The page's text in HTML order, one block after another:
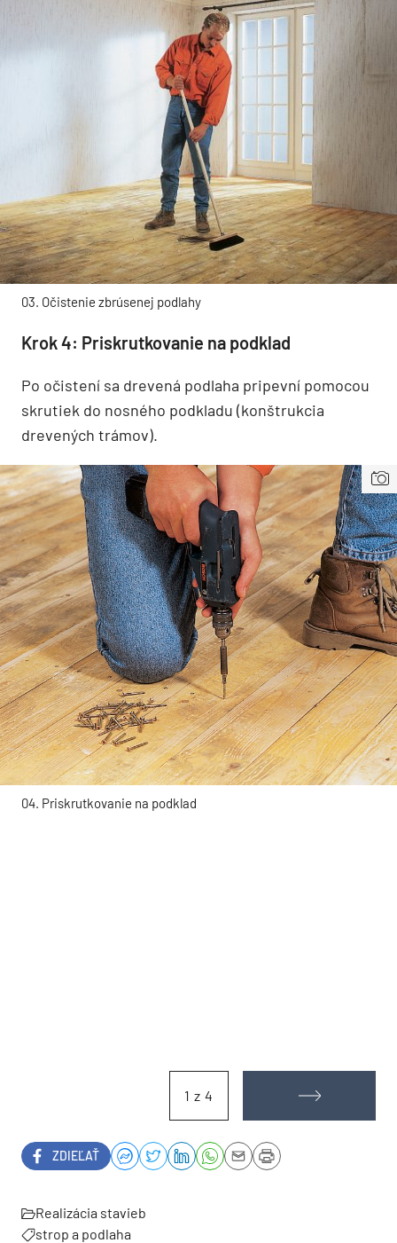
03. Očistenie zbrúsenej podlahy
Krok 4: Priskrutkovanie na podklad
Po očistení sa drevená podlaha pripevní pomocou
skrutiek do nosného podkladu (konštrukcia
drevených trámov).
04. Priskrutkovanie na podklad
1 z 4
ZDIEĽAŤ
Realizácia stavieb
strop a podlaha